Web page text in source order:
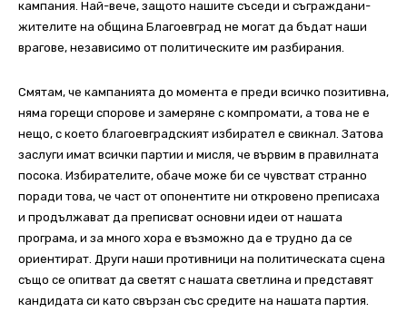
кампания. Най-вече, защото нашите съседи и съграждани-
жителите на община Благоевград не могат да бъдат наши
врагове, независимо от политическите им разбирания.
Смятам, че кампанията до момента е преди всичко позитивна,
няма горещи спорове и замеряне с компромати, а това не е
нещо, с което благоевградският избирател е свикнал. Затова
заслуги имат всички партии и мисля, че вървим в правилната
посока. Избирателите, обаче може би се чувстват странно
поради това, че част от опонентите ни откровено преписаха
и продължават да преписват основни идеи от нашата
програма, и за много хора е възможно да е трудно да се
ориентират. Други наши противници на политическата сцена
също се опитват да светят с нашата светлина и представят
кандидата си като свързан със средите на нашата партия.